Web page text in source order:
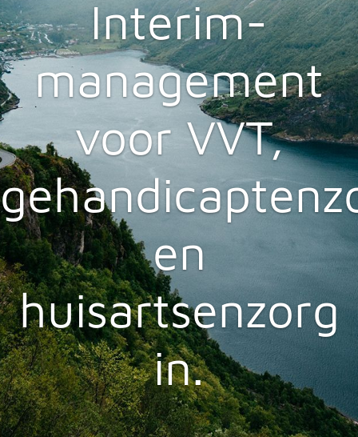
Interim-
management
voor VVT,
en
huisartsenzorg
in.